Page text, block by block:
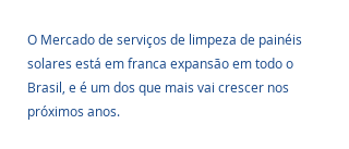
O Mercado de serviços de limpeza de painéis
solares está em franca expansão em todo o
Brasil, e é um dos que mais vai crescer nos
próximos anos.